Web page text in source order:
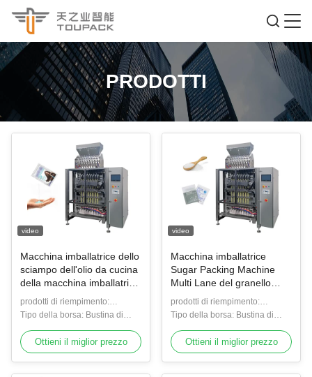
PRODOTTI
video
Macchina imballatrice dello
sciampo dell'olio da cucina
della macchina imballatrice
2 del vicolo
dell'inceppamento
automatico del bastone
prodotti di riempimento:
Liquido/Solido/Granulo
Tipo della borsa: Bustina di
bastoncini
Ottieni il miglior prezzo
video
Macchina imballatrice
Sugar Packing Machine
Multi Lane del granello
disseccante di alta
precisione 5g
prodotti di riempimento:
Liquido/Solido/Granulo
Tipo della borsa: Bustina di
bastoncini
Ottieni il miglior prezzo